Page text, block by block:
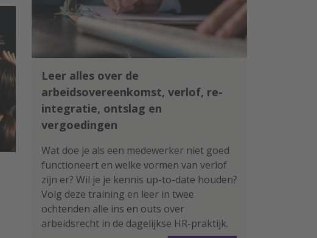
Leer alles over de
arbeidsovereenkomst, verlof, re-
integratie, ontslag en
vergoedingen
Wat doe je als een medewerker niet goed
functioneert en welke vormen van verlof
zijn er? Wil je je kennis up-to-date houden?
Volg deze training en leer in twee
ochtenden alle ins en outs over
arbeidsrecht in de dagelijkse HR-praktijk.